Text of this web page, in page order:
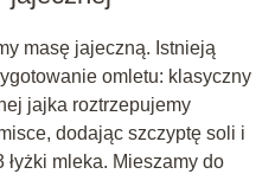
masę jajeczną. Istnieją
omletu: klasyczny
jajka roztrzepujemy
dodając szczyptę soli i
mleka. Mieszamy do